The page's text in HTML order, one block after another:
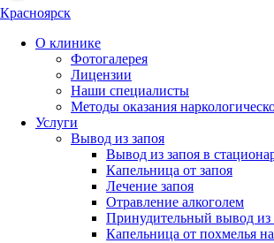
Красноярск
О клинике
Фотогалерея
Лицензии
Наши специалисты
Методы оказания
Услуги
Вывод из запоя
Вывод из запоя в
Капельница от запоя
Лечение запоя
Отравление алкоголем
Принудительный вывод из
Капельница от похмелья